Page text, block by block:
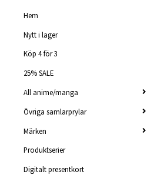
Hem
Nytt i lager
Köp 4 för 3
25% SALE
All anime/manga
Övriga samlarprylar
Märken
Produktserier
Digitalt presentkort